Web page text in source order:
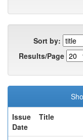
Sort by:
Results/Page
Issue
Date
Title